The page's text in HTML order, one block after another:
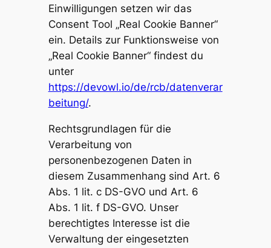
Einwilligungen setzen wir das
Consent Tool „Real Cookie Banner“
ein. Details zur Funktionsweise von
„Real Cookie Banner“ findest du
unter
https://devowl.io/de/rcb/datenverar
beitung/.
Rechtsgrundlagen für die
Verarbeitung von
personenbezogenen Daten in
diesem Zusammenhang sind Art. 6
Abs. 1 lit. c DS-GVO und Art. 6
Abs. 1 lit. f DS-GVO. Unser
berechtigtes Interesse ist die
Verwaltung der eingesetzten